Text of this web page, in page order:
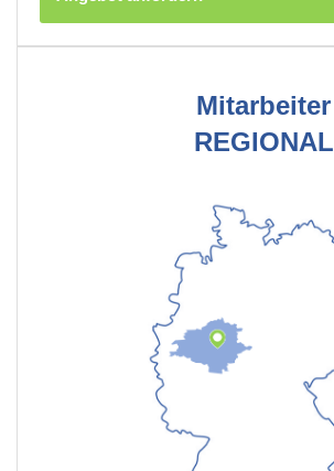
Mitarbeiter
REGIONAL